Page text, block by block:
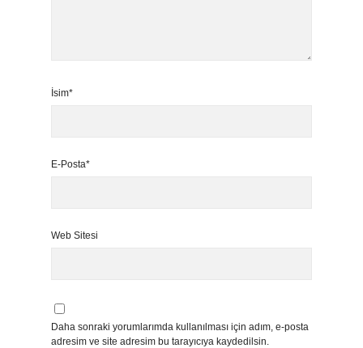
İsim*
E-Posta*
Web Sitesi
Daha sonraki yorumlarımda kullanılması için adım, e-posta
adresim ve site adresim bu tarayıcıya kaydedilsin.